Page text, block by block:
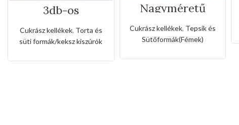
3db-os
kiszúró készlet
unikornis és
szivárvány alakkal
Cukrász kellékek, Torta és
süti formák/keksz kiszúrók
Nagyméretű
rozsda- és
tapadásmentes
muffin forma
Cukrász kellékek, Tepsik és
Sütőformák(Fémek)